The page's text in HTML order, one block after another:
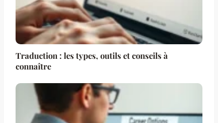
Traduction : les types, outils et conseils à
connaître